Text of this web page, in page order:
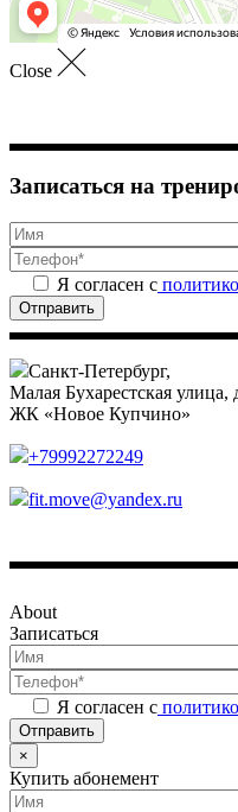
Close
Записаться на
Я согласен с
Отправить
Санкт-Петербург,
Малая Бухарестская улица,
ЖК «Новое Купчино»
+79992272249
fit.move@yandex.ru
About
Записаться
Я согласен с
Отправить
×
Купить абонемент